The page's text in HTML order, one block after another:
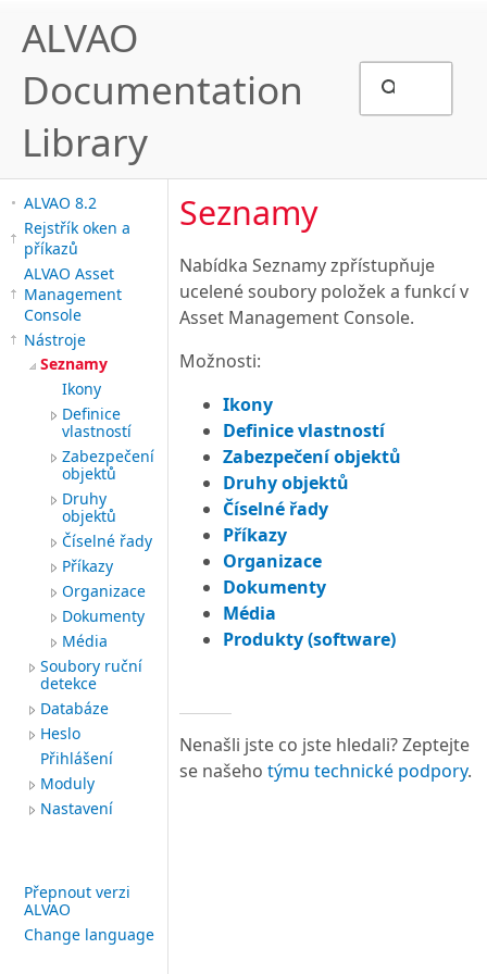
ALVAO
Documentation
Library
ALVAO 8.2
Rejstřík oken a
příkazů
ALVAO Asset
Management
Console
Nástroje
Seznamy
Ikony
Definice
vlastností
Zabezpečení
objektů
Druhy
objektů
Číselné řady
Příkazy
Organizace
Dokumenty
Média
Soubory ruční
detekce
Databáze
Heslo
Přihlášení
Moduly
Nastavení
Přepnout verzi
ALVAO
Change language
Seznamy
Nabídka Seznamy zpřístupňuje
ucelené soubory položek a funkcí v
Asset Management Console.
Možnosti:
Ikony
Definice vlastností
Zabezpečení objektů
Druhy objektů
Číselné řady
Příkazy
Organizace
Dokumenty
Média
Produkty (software)
Nenašli jste co jste hledali? Zeptejte
se našeho týmu technické podpory.